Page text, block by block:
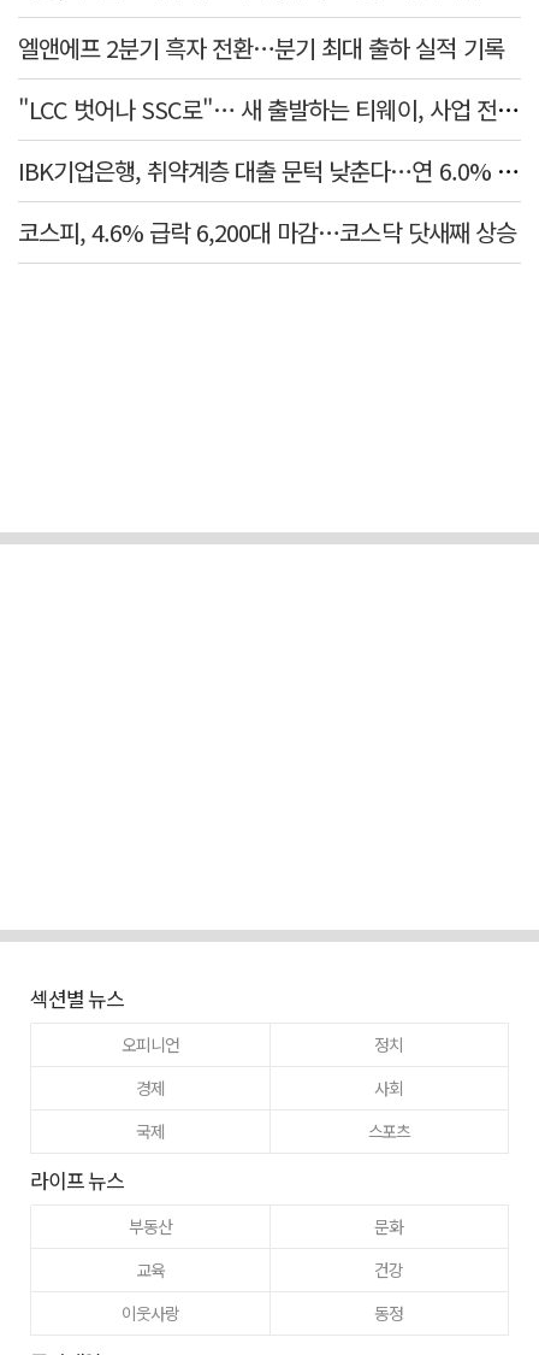
엘앤에프 2분기 흑자 전환…분기 최대 출하 실적 기록
"LCC 벗어나 SSC로"… 새 출발하는 티웨이, 사업 전략 발표
IBK기업은행, 취약계층 대출 문턱 낮춘다…연 6.0% 'i-ONE 햇살론 특례보증' 비대면 출시
코스피, 4.6% 급락 6,200대 마감…코스닥 닷새째 상승
섹션별 뉴스
오피니언
정치
경제
사회
국제
스포츠
라이프 뉴스
부동산
문화
교육
건강
이웃사랑
동정